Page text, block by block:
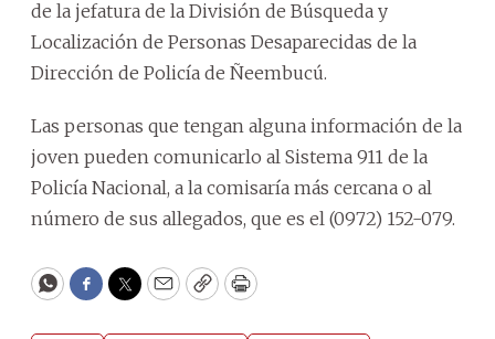
de la jefatura de la División de Búsqueda y
Localización de Personas Desaparecidas de la
Dirección de Policía de Ñeembucú.
Las personas que tengan alguna información de la
joven pueden comunicarlo al Sistema 911 de la
Policía Nacional, a la comisaría más cercana o al
número de sus allegados, que es el (0972) 152-079.
WhatsApp
Facebook
Twitter
EmailCopyPrint